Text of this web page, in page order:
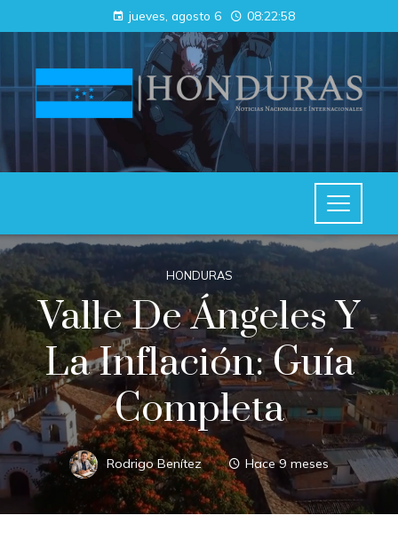
jueves, agosto 6 08:22:59
HONDURAS
Valle De Ángeles Y
La Inflación: Guía
Completa
Rodrigo Benítez Hace 9 meses